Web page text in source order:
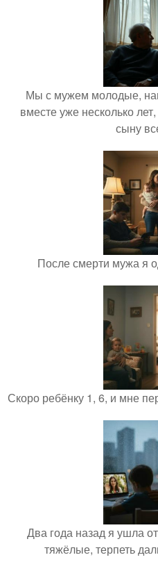
Мы с мужем молодые,
вместе уже несколько
сыну
После смерти мужа я
Скоро ребёнку 1, 6, и мне
Два года назад я ушла
тяжёлые, терпеть